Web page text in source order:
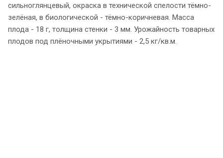
сильноглянцевый, окраска в технической спелости тёмно-
зелёная, в биологической - тёмно-коричневая. Масса
плода - 18 г, толщина стенки - 3 мм. Урожайность товарных
плодов под плёночными укрытиями - 2,5 кг/кв.м.